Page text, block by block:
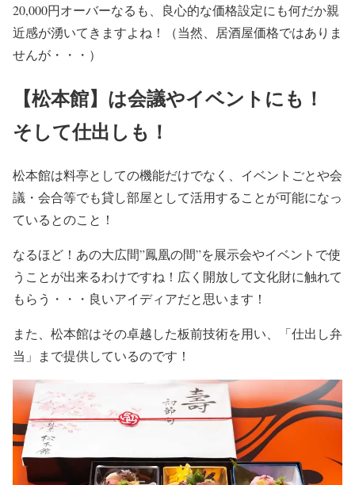
20,000円オーバーなるも、 良心的な価格設定にも何だか親
近感が湧いてきますよね！（当然、居酒屋価格ではありま
せんが・・・）
【松本館】は会議やイベントにも！
そして仕出しも！
松本館は料亭としての機能だけでなく、 イベントごとや会
議・会合等でも貸し部屋として活用することが可能になっ
ているとのこと！
なるほど！あの大広間”鳳凰の間”を展示会やイベントで使
うことが出来るわけですね！広く開放して文化財に触れて
もらう・・・ 良いアイディアだと思います！
また、松本館はその卓越した板前技術を用い、
「仕出し弁
当」まで提供しているのです！